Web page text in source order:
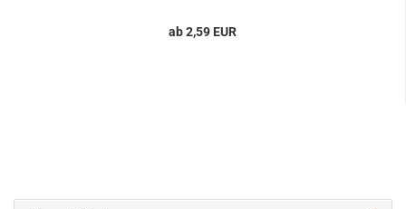
ab 2,59 EUR